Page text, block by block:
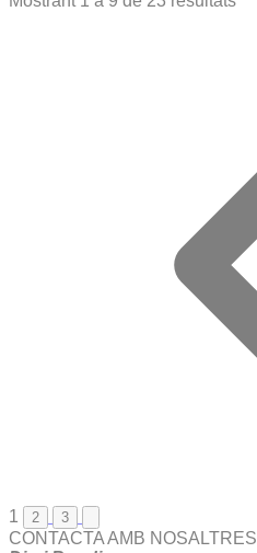
1 2 3
CONTACTA AMB NOSALTRES